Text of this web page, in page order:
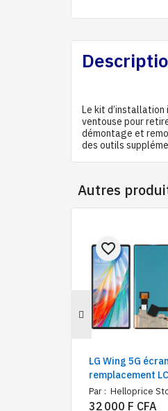
Le kit d’installation
ventouse pour
démontage et
des outils
Autres
LG Wing 5G
remplacement
pièce de
tactile OEM,
Par : Helloprice
favorite_border
32 000 F CFA